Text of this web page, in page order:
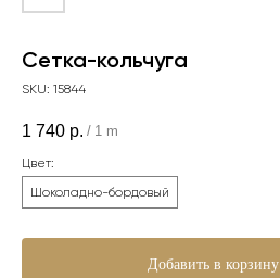
Сетка-кольчуга
SKU: 15844
1 740 р. / 1 m
Цвет:
Шоколадно-бордовый
Добавить в корзину